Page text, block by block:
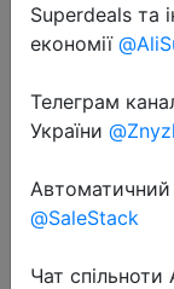
2022-10-23
YINZAM
Battery
Children's
Superdeals та
економії
Телеграм
України
@SaleStack
Чат спільноти